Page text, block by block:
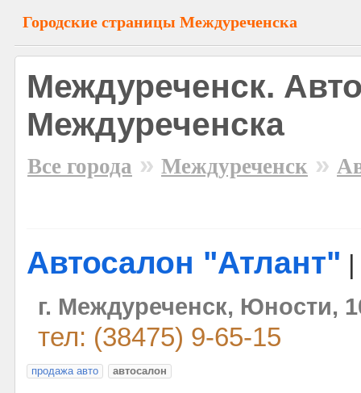
Городские страницы Междуреченска
Междуреченск.
Междуреченска
Все города » Междуреченск »
Автосалон "Атлант"
г. Междуреченск, Юности,
тел: (38475) 9-65-15
продажа авто автосалон